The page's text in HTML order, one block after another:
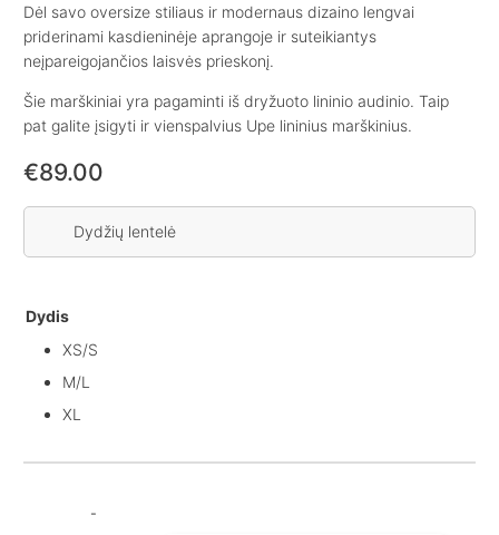
Dėl savo oversize stiliaus ir modernaus dizaino lengvai
priderinami kasdieninėje aprangoje ir suteikiantys
neįpareigojančios laisvės prieskonį.
Šie marškiniai yra pagaminti iš dryžuoto lininio audinio. Taip
pat galite įsigyti ir vienspalvius Upe lininius marškinius.
€89.00
Dydžių lentelė
Dydis
XS/S
M/L
XL